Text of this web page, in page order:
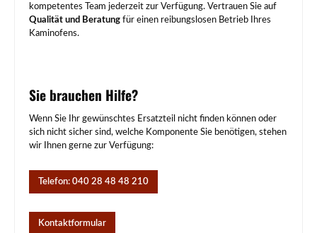
kompetentes Team jederzeit zur Verfügung. Vertrauen Sie auf
Qualität und Beratung für einen reibungslosen Betrieb Ihres
Kaminofens.
Sie brauchen Hilfe?
Wenn Sie Ihr gewünschtes Ersatzteil nicht finden können oder
sich nicht sicher sind, welche Komponente Sie benötigen, stehen
wir Ihnen gerne zur Verfügung:
Telefon: 040 28 48 48 210
Kontaktformular